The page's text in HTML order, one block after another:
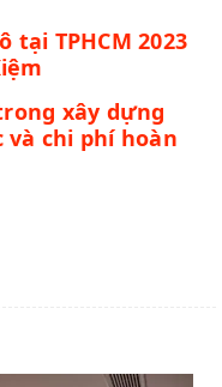
tại TPHCM 2023
xây dựng
và chi phí hoàn